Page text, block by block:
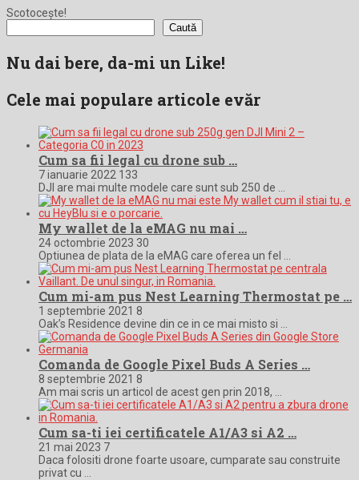
Scotocește!
Caută
Nu dai bere, da-mi un Like!
Cele mai populare articole evăr
Cum sa fii legal cu drone sub …
7 ianuarie 2022 133
DJI are mai multe modele care sunt sub 250 de …
My wallet de la eMAG nu mai …
24 octombrie 2023 30
Optiunea de plata de la eMAG care oferea un fel …
Cum mi-am pus Nest Learning Thermostat pe …
1 septembrie 2021 8
Oak’s Residence devine din ce in ce mai misto si …
Comanda de Google Pixel Buds A Series …
8 septembrie 2021 8
Am mai scris un articol de acest gen prin 2018, …
Cum sa-ti iei certificatele A1/A3 si A2 …
21 mai 2023 7
Daca folositi drone foarte usoare, cumparate sau construite
privat cu …